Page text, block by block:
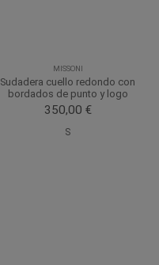
MISSONI
Sudadera cuello redondo con
bordados de punto y logo
350,00 €
S